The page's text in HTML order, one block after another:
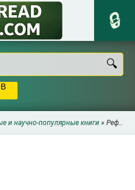
и научно-популярные книги » Рефераты